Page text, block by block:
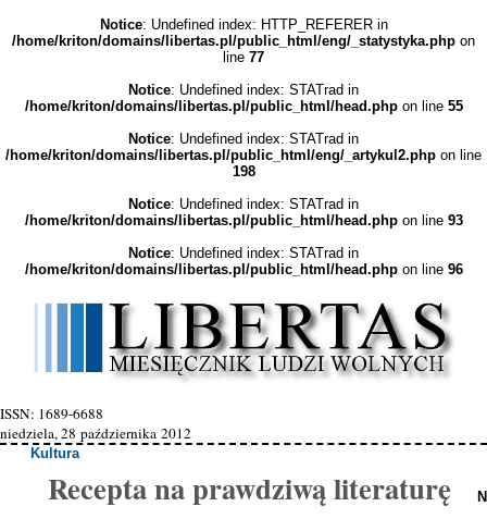
Notice: Undefined index: HTTP_REFERER in
/home/kriton/domains/libertas.pl/public_html/eng/_statystyka.php on
line 77
Notice: Undefined index: STATrad in
/home/kriton/domains/libertas.pl/public_html/head.phpon line 55
Notice: Undefined index: STATrad in
/home/kriton/domains/libertas.pl/public_html/eng/_artykul2.php on line
198
Notice: Undefined index: STATrad in
/home/kriton/domains/libertas.pl/public_html/head.phpon line 93
Notice: Undefined index: STATrad in
/home/kriton/domains/libertas.pl/public_html/head.phpon line 96
ISSN: 1689-6688
niedziela, 28 października 2012
Kultura
Recepta na prawdziwą literaturę